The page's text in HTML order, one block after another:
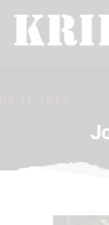
06.11.2017.